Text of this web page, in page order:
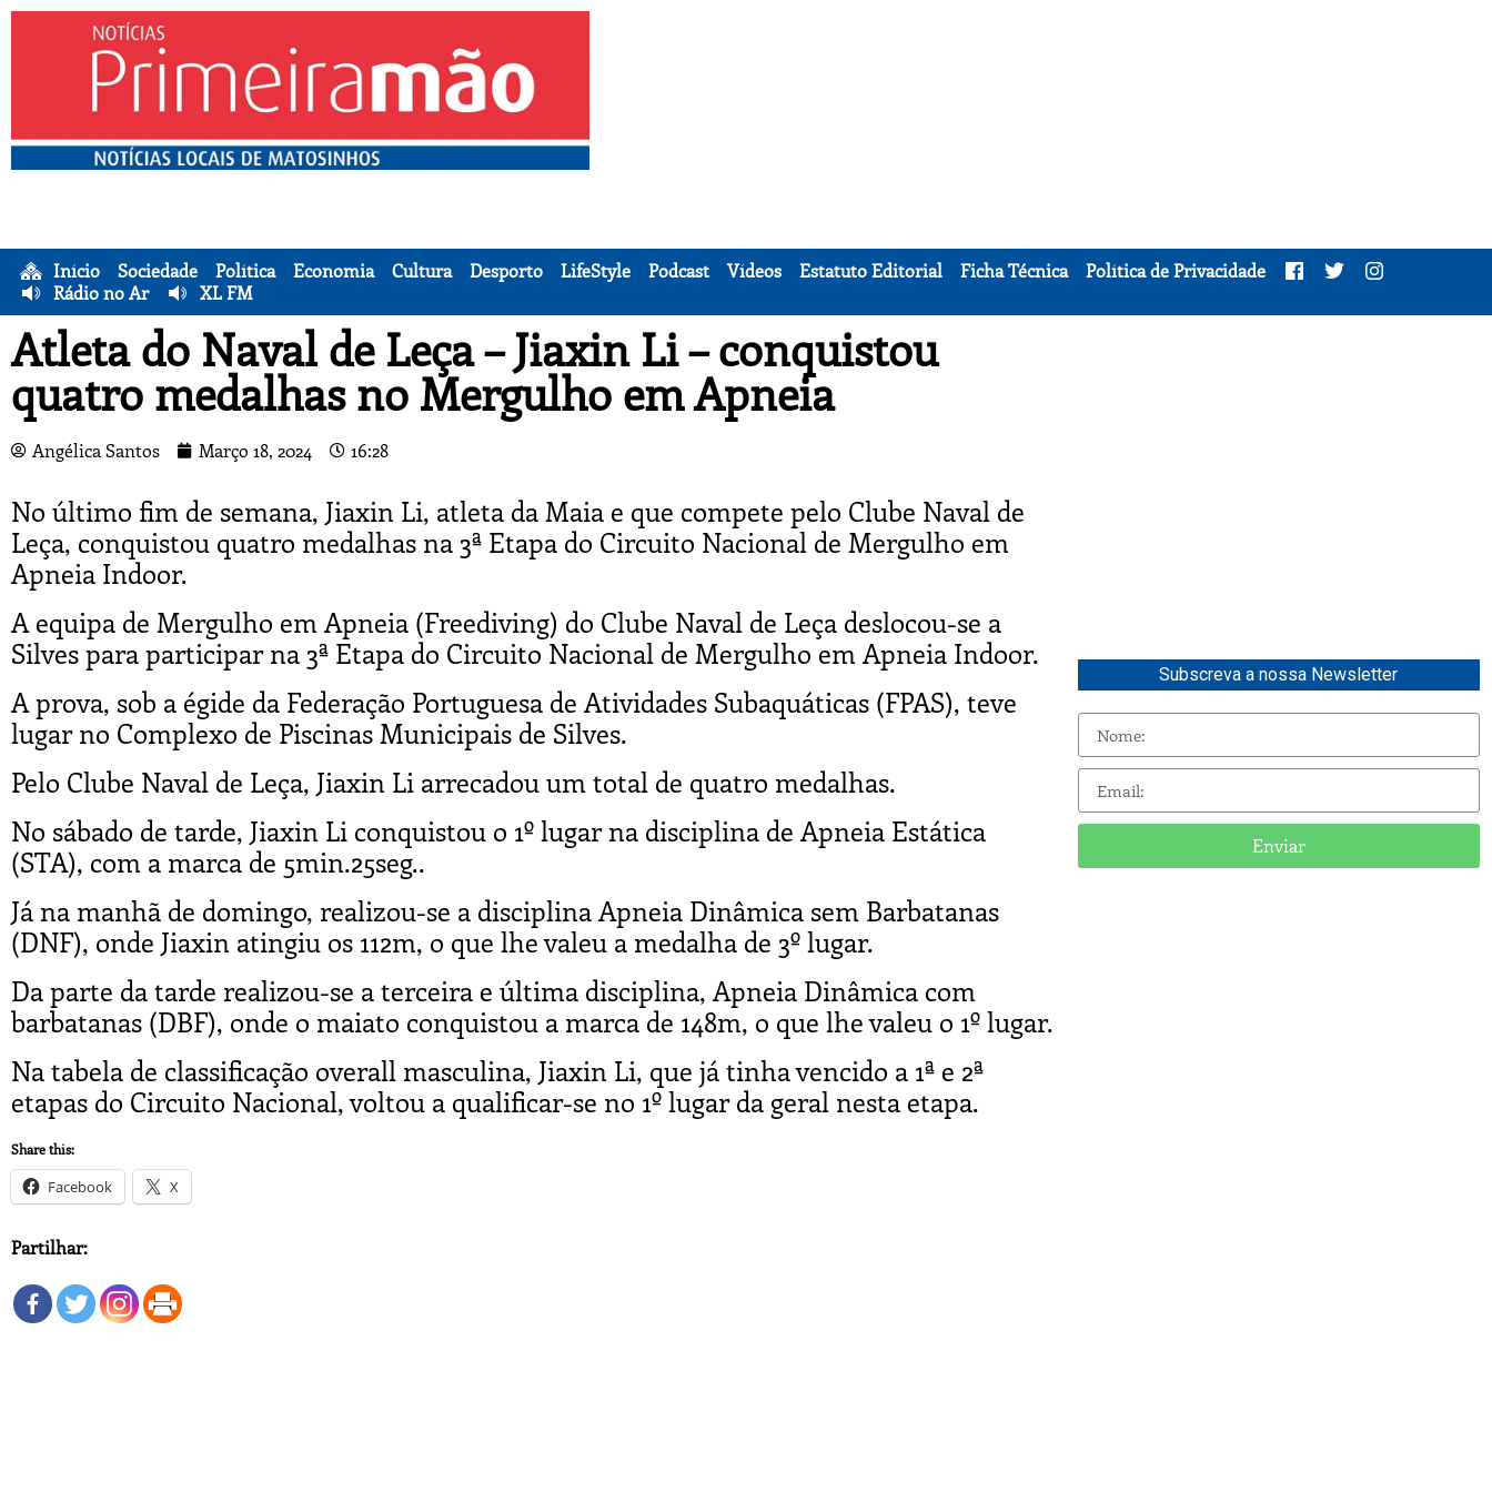
Início Sociedade Política Economia Cultura Desporto LifeStyle Podcast Vídeos Estatuto Editorial Ficha Técnica
Política de Privacidade
Rádio no Ar
XL FM
Atleta do Naval de Leça – Jiaxin Li – conquistou
quatro medalhas no Mergulho em Apneia
Angélica Santos Março 18, 2024 16:28
No último fim de semana, Jiaxin Li, atleta da Maia e que compete pelo Clube Naval de
Leça, conquistou quatro medalhas na 3ª Etapa do Circuito Nacional de Mergulho em
Apneia Indoor.
A equipa de Mergulho em Apneia (Freediving) do Clube Naval de Leça deslocou-se a
Silves para participar na 3ª Etapa do Circuito Nacional de Mergulho em Apneia Indoor.
A prova, sob a égide da Federação Portuguesa de Atividades Subaquáticas (FPAS), teve
lugar no Complexo de Piscinas Municipais de Silves.
Pelo Clube Naval de Leça, Jiaxin Li arrecadou um total de quatro medalhas.
No sábado de tarde, Jiaxin Li conquistou o 1º lugar na disciplina de Apneia Estática
(STA), com a marca de 5min.25seg..
Já na manhã de domingo, realizou-se a disciplina Apneia Dinâmica sem Barbatanas
(DNF), onde Jiaxin atingiu os 112m, o que lhe valeu a medalha de 3º lugar.
Da parte da tarde realizou-se a terceira e última disciplina, Apneia Dinâmica com
barbatanas (DBF), onde o maiato conquistou a marca de 148m, o que lhe valeu o 1º lugar.
Na tabela de classificação overall masculina, Jiaxin Li, que já tinha vencido a 1ª e 2ª
etapas do Circuito Nacional, voltou a qualificar-se no 1º lugar da geral nesta etapa.
Share this:
Facebook X
Partilhar:
Subscreva a nossa Newsletter
Enviar